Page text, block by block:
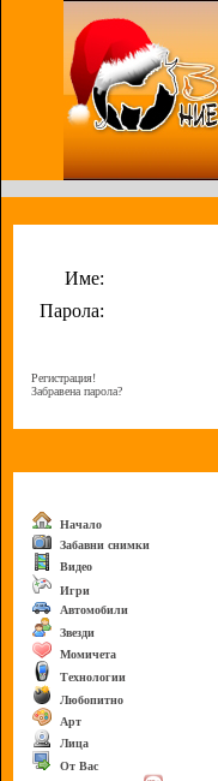
Име:
Парола:
Регистрация!
Забравена парола?
Начало
Забавни снимки
Видео
Игри
Автомобили
Звезди
Момичета
Технологии
Любопитно
Арт
Лица
От Вас